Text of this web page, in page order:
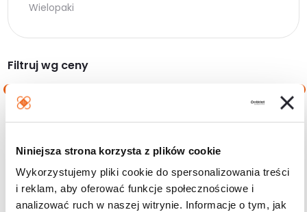
Niniejsza strona korzysta z plików cookie
Wykorzystujemy pliki cookie do spersonalizowania treści
i reklam, aby oferować funkcje społecznościowe i
analizować ruch w naszej witrynie. Informacje o tym, jak
Wielopaki
Filtruj wg ceny
min.
maks.
Filtruj